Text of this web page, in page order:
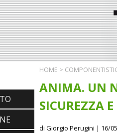
HOME >
ANIMA. UN
SICUREZZA
di Giorgio Perugini | 16/